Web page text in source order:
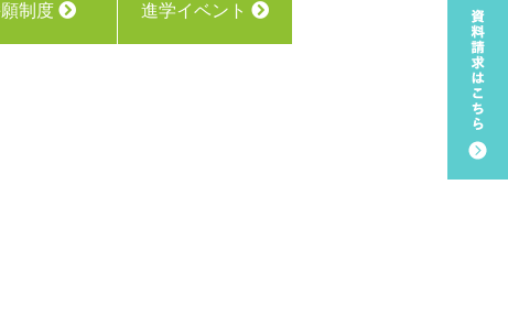
制度 進学イベント